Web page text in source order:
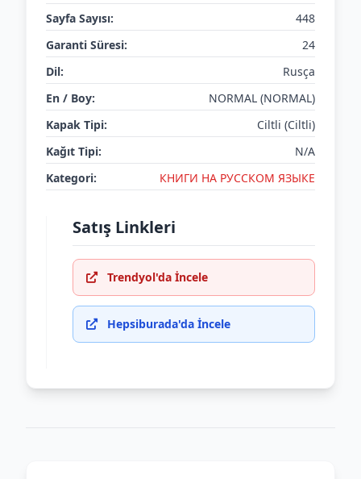
Sayfa Sayısı:
448
Garanti Süresi:
24
Dil:
Rusça
En / Boy:
NORMAL (NORMAL)
Kapak Tipi:
Ciltli (Ciltli)
Kağıt Tipi:
N/A
Kategori:
КНИГИ НА РУССКОМ ЯЗЫКЕ
Satış Linkleri
Trendyol'da İncele
Hepsiburada'da İncele